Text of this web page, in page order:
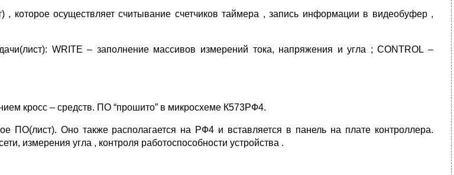
которое осуществляет считывание счетчиков таймера , запись информации в видеобуфер ,
WRITE – заполнение массивов измерений тока, напряжения и угла ; CONTROL –
кросс – средств. ПО “прошито” в микросхеме К573РФ4.
ПО(лист). Оно также располагается на РФ4 и вставляется в панель на плате контроллера.
измерения угла , контроля работоспособности устройства .